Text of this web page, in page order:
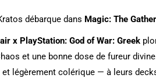
débarque dans Magic: The
x PlayStation: God of War: Greek
et une bonne dose de fureur
légèrement colérique — à leurs